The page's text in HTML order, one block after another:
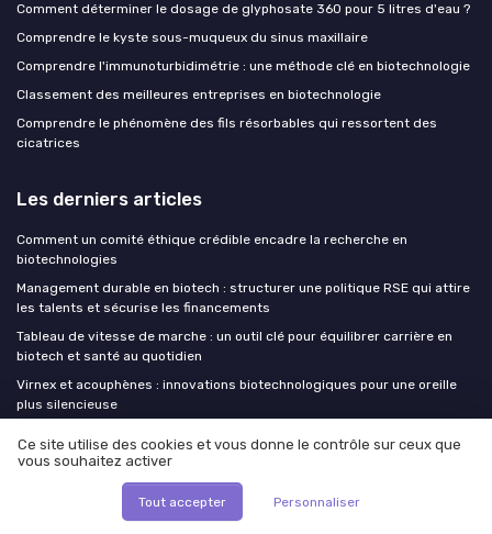
Comment déterminer le dosage de glyphosate 360 pour 5 litres d'eau ?
Comprendre le kyste sous-muqueux du sinus maxillaire
Comprendre l'immunoturbidimétrie : une méthode clé en biotechnologie
Classement des meilleures entreprises en biotechnologie
Comprendre le phénomène des fils résorbables qui ressortent des
cicatrices
Les derniers articles
Comment un comité éthique crédible encadre la recherche en
biotechnologies
Management durable en biotech : structurer une politique RSE qui attire
les talents et sécurise les financements
Tableau de vitesse de marche : un outil clé pour équilibrer carrière en
biotech et santé au quotidien
Virnex et acouphènes : innovations biotechnologiques pour une oreille
plus silencieuse
quotidien dans les biotech
Biotech Insiders
Ce site utilise des cookies et vous donne le contrôle sur ceux que
vous souhaitez activer
Tout accepter Personnaliser